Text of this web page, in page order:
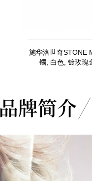
施华洛世奇STONE
镯, 白色, 镀玫瑰